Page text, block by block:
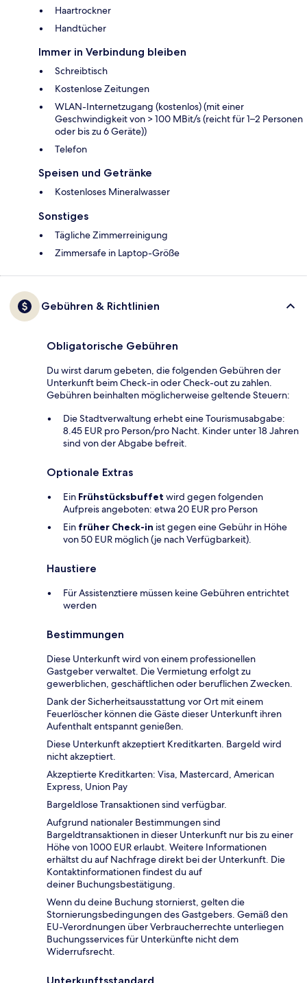
Haartrockner
Handtücher
Immer in Verbindung bleiben
Schreibtisch
Kostenlose Zeitungen
WLAN-Internetzugang (kostenlos) (mit einer
Geschwindigkeit von > 100 MBit/s (reicht für 1–2 Personen
oder bis zu 6 Geräte))
Telefon
Speisen und Getränke
Kostenloses Mineralwasser
Sonstiges
Tägliche Zimmerreinigung
Zimmersafe in Laptop-Größe
Gebühren & Richtlinien
Obligatorische Gebühren
Du wirst darum gebeten, die folgenden Gebühren der
Unterkunft beim Check-in oder Check-out zu zahlen.
Gebühren beinhalten möglicherweise geltende Steuern:
Die Stadtverwaltung erhebt eine Tourismusabgabe:
8.45 EUR pro Person/pro Nacht. Kinder unter 18 Jahren
sind von der Abgabe befreit.
Optionale Extras
Ein Frühstücksbuffet wird gegen folgenden
Aufpreis angeboten: etwa 20 EUR pro Person
Ein früher Check-in ist gegen eine Gebühr in Höhe
von 50 EUR möglich (je nach Verfügbarkeit).
Haustiere
Für Assistenztiere müssen keine Gebühren entrichtet
werden
Bestimmungen
Diese Unterkunft wird von einem professionellen
Gastgeber verwaltet. Die Vermietung erfolgt zu
gewerblichen, geschäftlichen oder beruflichen Zwecken.
Dank der Sicherheitsausstattung vor Ort mit einem
Feuerlöscher können die Gäste dieser Unterkunft ihren
Aufenthalt entspannt genießen.
Diese Unterkunft akzeptiert Kreditkarten. Bargeld wird
nicht akzeptiert.
Akzeptierte Kreditkarten: Visa, Mastercard, American
Express, Union Pay
Bargeldlose Transaktionen sind verfügbar.
Aufgrund nationaler Bestimmungen sind
Bargeldtransaktionen in dieser Unterkunft nur bis zu einer
Höhe von 1000 EUR erlaubt. Weitere Informationen
erhältst du auf Nachfrage direkt bei der Unterkunft. Die
Kontaktinformationen findest du auf
deiner Buchungsbestätigung.
Wenn du deine Buchung stornierst, gelten die
Stornierungsbedingungen des Gastgebers. Gemäß den
EU-Verordnungen über Verbraucherrechte unterliegen
Buchungsservices für Unterkünfte nicht dem
Widerrufsrecht.